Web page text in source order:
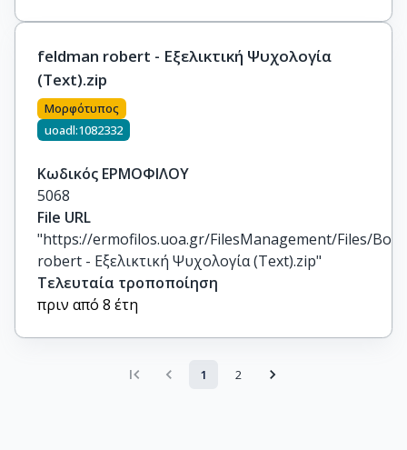
feldman robert - Εξελικτική Ψυχολογία
(Text).zip
Μορφότυπος
uoadl:1082332
Κωδικός ΕΡΜΟΦΙΛΟΥ
5068
File URL
"https://ermofilos.uoa.gr/FilesManagement/Files/
robert - Εξελικτική Ψυχολογία (Text).zip"
Τελευταία τροποποίηση
πριν από 8 έτη
1 2